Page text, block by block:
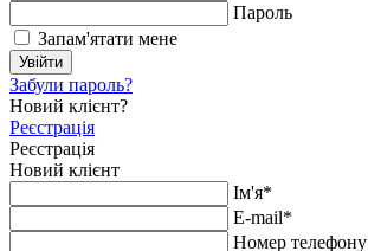
Пароль
Запам'ятати мене
Увійти
Забули пароль?
Новий клієнт?
Реєстрація
Реєстрація
Новий клієнт
Ім'я*
E-mail*
Номер телефону